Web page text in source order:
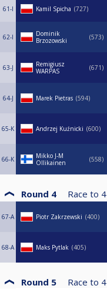
61-I Kamil Spicha 727
62-I
Dominik
Brzozowski
573
63-J
Remigiusz
WARPAS
671
64-J Marek Pietras 594
65-K Andrzej Kuźnicki 600
66-K
Mikko J-M
Ollikainen
558
Round 4 Race to 4
67-A Piotr Zakrzewski 400
68-A Maks Pytlak 405
Round 5 Race to 4